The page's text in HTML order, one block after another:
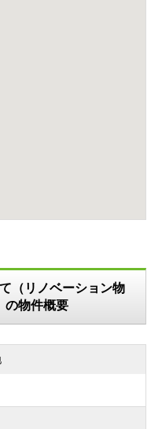
（リノベーション物
の物件概要